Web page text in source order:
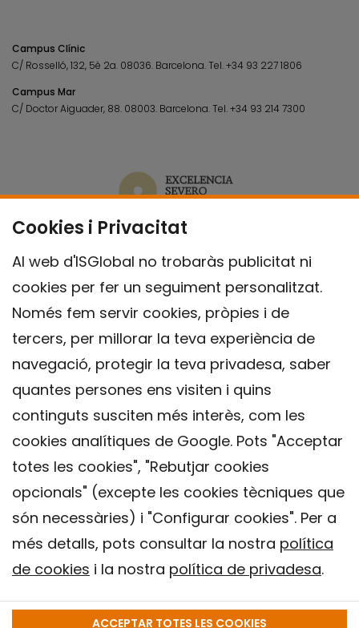
Cookies i Privacitat
Al web d'ISGlobal no trobaràs publicitat ni
cookies per fer un seguiment personalitzat.
Només fem servir cookies, pròpies i de
tercers, per millorar la teva experiència de
navegació, protegir la teva privadesa, saber
quantes persones ens visiten i quins
continguts susciten més interès, com les
cookies analítiques de Google. Pots "Acceptar
totes les cookies", "Rebutjar cookies
opcionals" (excepte les cookies tècniques que
són necessàries) i "Configurar cookies". Per a
més detalls, pots consultar la nostra política
de cookies i la nostra política de privadesa.
ACCEPTAR TOTES LES COOKIES
Campus Clínic
C/ Rosselló, 132, 5è 2a. 08036. Barcelona.Tel.+34 93 227 1806
Campus Mar
C/ Doctor Aiguader, 88. 08003. Barcelona.Tel.+34 93 214 7300
Contacte
Política de privacitat
Política de Cookies
Institut de Salut Global de Barcelona (ISGlobal), 2018.